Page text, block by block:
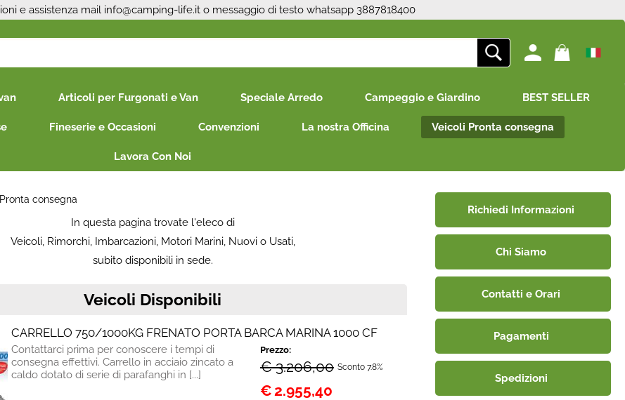
e assistenza mail info@camping-life.it o messaggio di testo whatsapp 3887818400
Per completare l'ordine inserisci
il nome utente e la password e
poi clicca sul pulsante "Accedi"
Se non sei ancora registrato sul
nostro sito clicca sul pulsante
"Registrati"
Articoli per Furgonati e Van Speciale Arredo Campeggio e Giardino BEST SELLER
Fineserie e Occasioni Convenzioni La nostra Officina Veicoli Pronta consegna
Lavora Con Noi
consegna
In questa pagina trovate l'eleco di
Veicoli, Rimorchi, Imbarcazioni, Motori Marini, Nuovi o Usati,
subito disponibili in sede.
Veicoli Disponibili
CARRELLO 750/1000KG FRENATO PORTA BARCA MARINA 1000 CF
Contattarci prima per conoscere i tempi di
consegna effettivi. Carrello in acciaio zincato a
caldo dotato di serie di parafanghi in [...]
Prezzo:
€ 3.206,00 Sconto 7.8%
€2.955,40
Richiedi Informazioni
Chi Siamo
Contatti e Orari
Pagamenti
Spedizioni